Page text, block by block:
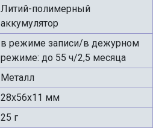
Литий-полимерный
аккумулятор
в режиме записи/в дежурном
режиме: до 55 ч/2,5 месяца
Металл
28х56х11 мм
25 г